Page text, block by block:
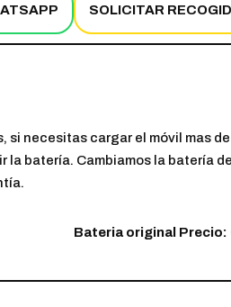
SOLICITAR
necesitas cargar el móvil mas
batería. Cambiamos la batería
Bateria original Precio: